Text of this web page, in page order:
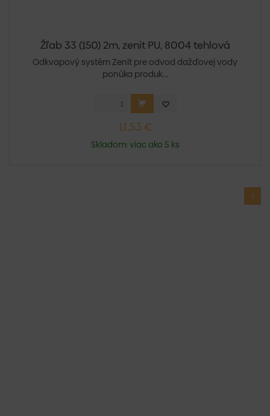
Žľab 33 (150) 2m, zenit PU, 8004 tehlová
Odkvapový systém Zenit pre odvod dažďovej vody
ponúka produk...
11,53 €
Skladom: viac ako 5 ks
1